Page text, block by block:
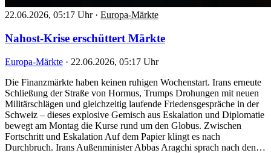
22.06.2026, 05:17 Uhr · Europa-Märkte
Nahost-Krise erschüttert Märkte
Europa-Märkte · 22.06.2026, 05:17 Uhr
Die Finanzmärkte haben keinen ruhigen Wochenstart. Irans erneute
Schließung der Straße von Hormus, Trumps Drohungen mit neuen
Militärschlägen und gleichzeitig laufende Friedensgespräche in der
Schweiz – dieses explosive Gemisch aus Eskalation und Diplomatie
bewegt am Montag die Kurse rund um den Globus. Zwischen
Fortschritt und Eskalation Auf dem Papier klingt es nach
Durchbruch. Irans Außenminister Abbas Aragchi sprach nach den…